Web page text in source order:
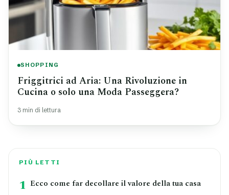
SHOPPING
Friggitrici ad Aria: Una Rivoluzione in
Cucina o solo una Moda Passeggera?
3 min di lettura
PIÙ LETTI
1 Ecco come far decollare il valore della tua casa